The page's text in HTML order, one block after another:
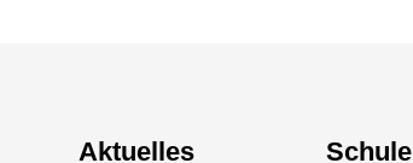
Aktuelles Schule